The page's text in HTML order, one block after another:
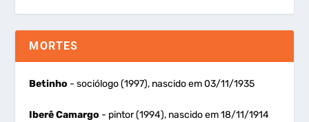
MORTES
Betinho - sociólogo (1997), nascido em 03/11/1935
Iberê Camargo - pintor (1994), nascido em 18/11/1914